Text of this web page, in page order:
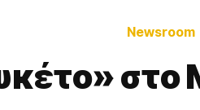
Newsroom
στο